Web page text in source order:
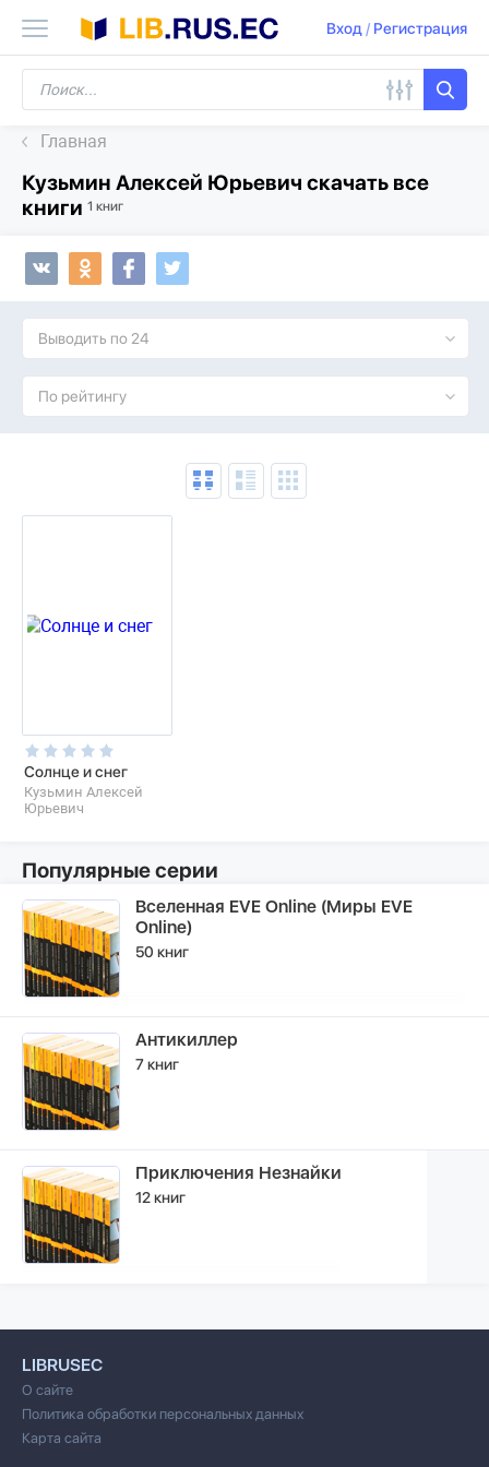
Вход/ Регистрация
Главная
Кузьмин Алексей Юрьевич скачать все
книги 1 книг
Выводить по 24
По рейтингу
Солнце и снег
Кузьмин Алексей
Юрьевич
Популярные серии
Вселенная EVE Online (Миры EVE
Online)
50 книг
Антикиллер
7 книг
Приключения Незнайки
12 книг
LIBRUSEC
О сайте
Политика обработки персональных данных
Карта сайта